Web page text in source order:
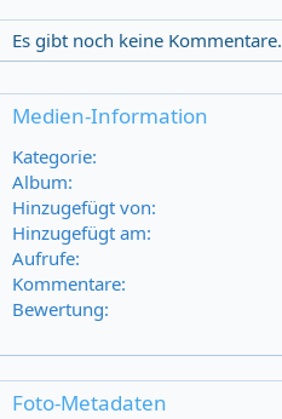
Es gibt noch keine Kommentare.
Medien-Information
Kategorie
Album
Hinzugefügt von
Hinzugefügt am
Aufrufe
Kommentare
Bewertung
Foto-Metadaten